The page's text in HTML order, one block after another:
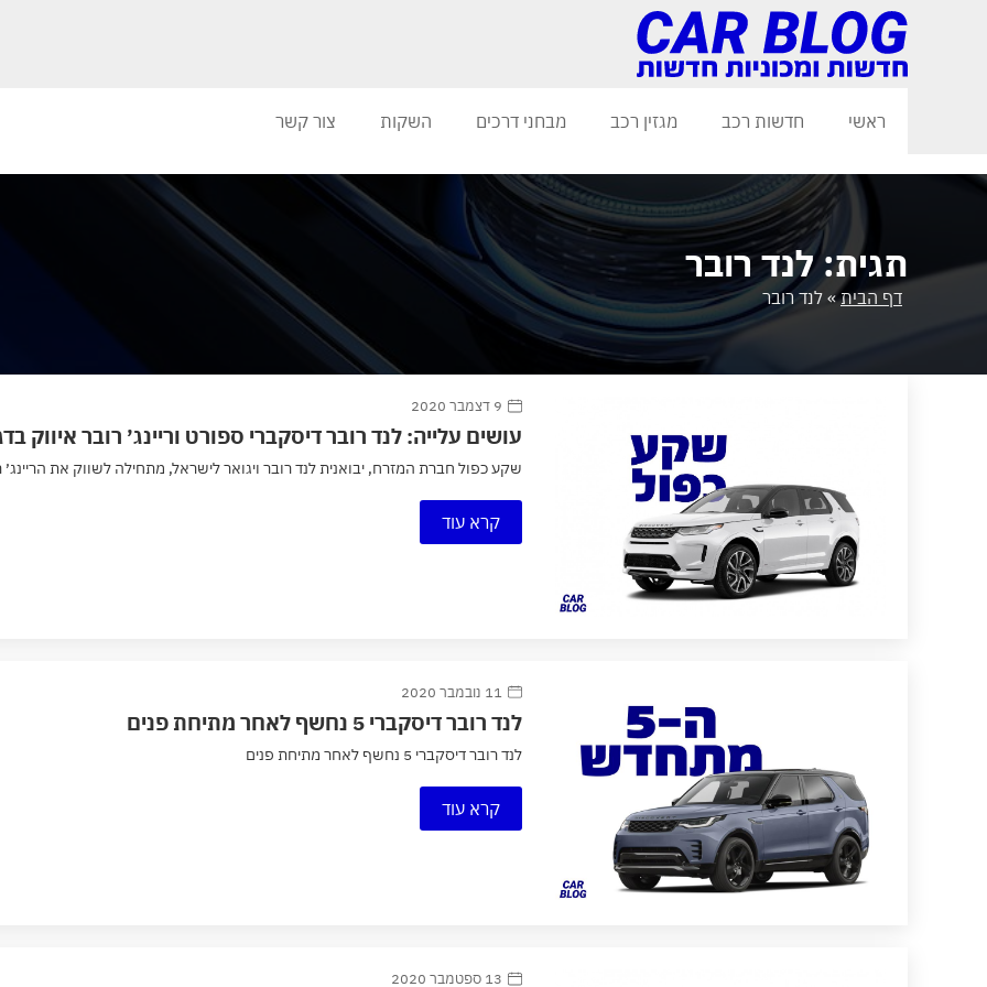
ראשי חדשות רכב מגזין רכב מבחני דרכים השקות צור קשר
תגית: לנד רובר
דף הבית» לנד רובר
9 דצמבר 2020
עושים עלייה: לנד רובר דיסקברי ספורט וריינג׳ רובר איווק
שקע כפול חברת המזרח, יבואנית לנד רובר ויגואר לישראל, מתחילה לשווק את
קרא עוד
11 נובמבר 2020
לנד רובר דיסקברי 5 נחשף לאחר מתיחת פנים
לנד רובר דיסקברי 5 נחשף לאחר מתיחת פנים
קרא עוד
13 ספטמבר 2020